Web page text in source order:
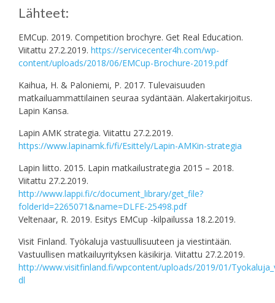
Lähteet:
EMCup. 2019. Competition brochyre. Get Real Education.
Viitattu 27.2.2019. https://servicecenter4h.com/wp-
content/uploads/2018/06/EMCup-Brochure-2019.pdf
Kaihua, H. & Paloniemi, P. 2017. Tulevaisuuden
matkailuammattilainen seuraa sydäntään. Alakertakirjoitus.
Lapin Kansa.
Lapin AMK strategia. Viitattu 27.2.2019.
https://www.lapinamk.fi/fi/Esittely/Lapin-AMKin-strategia
Lapin liitto. 2015. Lapin matkailustrategia 2015 – 2018.
Viitattu 27.2.2019.
http://www.lappi.fi/c/document_library/get_file?
folderId=2265071&name=DLFE-25498.pdf
Veltenaar, R. 2019. Esitys EMCup -kilpailussa 18.2.2019.
Visit Finland. Työkaluja vastuullisuuteen ja viestintään.
Vastuullisen matkailuyrityksen käsikirja. Viitattu 27.2.2019.
http://www.visitfinland.fi/wpcontent/uploads/2019/01/
dl